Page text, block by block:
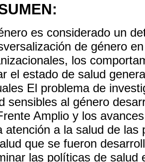
es considerado un
de género
los
el estado de salud
El problema de
sensibles al género
Amplio y los
atención a la salud de
que se fueron
las políticas de salud